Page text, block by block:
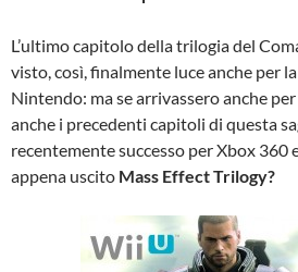
L’ultimo capitolo della trilogia del
visto, così, finalmente luce anche per
Nintendo: ma se arrivassero anche
anche i precedenti capitoli di questa
recentemente successo per Xbox 360
appena uscito Mass Effect Trilogy?